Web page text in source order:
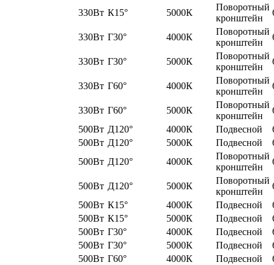
330Вт К15° 5000К
Поворотный
кронштейн
330Вт Г30° 4000К
Поворотный
кронштейн
330Вт Г30° 5000К
Поворотный
кронштейн
330Вт Г60° 4000К
Поворотный
кронштейн
330Вт Г60° 5000К
Поворотный
кронштейн
500Вт Д120° 4000К Подвесной
500Вт Д120° 5000К Подвесной
500Вт Д120° 4000К
Поворотный
кронштейн
500Вт Д120° 5000К
Поворотный
кронштейн
500Вт К15° 4000К Подвесной
500Вт К15° 5000К Подвесной
500Вт Г30° 4000К Подвесной
500Вт Г30° 5000К Подвесной
500Вт Г60° 4000К Подвесной